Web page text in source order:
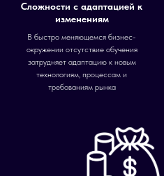
Сложности с адаптацией к
изменениям
В быстро меняющемся бизнес-
окружении отсутствие обучения
затрудняет адаптацию к новым
технологиям, процессам и
требованиям рынка